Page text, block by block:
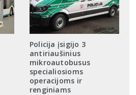
Policija įsigijo 3
antiriaušinius
mikroautobusus
specialiosioms
operacijoms ir
renginiams